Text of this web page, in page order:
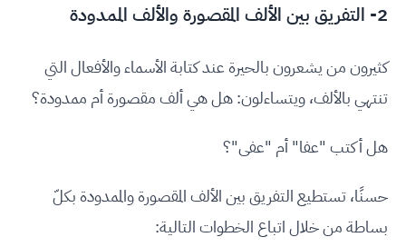
2- التفريق بين الألف المقصورة والألف الممدودة
كثيرون من يشعرون بالحيرة عند كتابة الأسماء والأفعال التي
تنتهي بالألف، ويتساءلون: هل هي ألف مقصورة أم ممدودة؟
هل أكتب "عفا" أم "عفى"؟
حسنًا، تستطيع التفريق بين الألف المقصورة والممدودة بكلّ
بساطة من خلال اتباع الخطوات التالية: